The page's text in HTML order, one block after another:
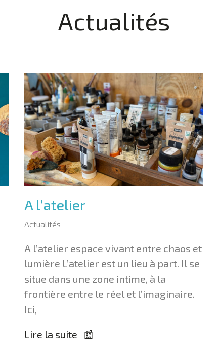
Actualités
A l’atelier
Actualités
A l’atelier espace vivant entre chaos et
lumière L’atelier est un lieu à part. Il se
situe dans une zone intime, à la
frontière entre le réel et l’imaginaire.
Ici,
Lire la suite 📰